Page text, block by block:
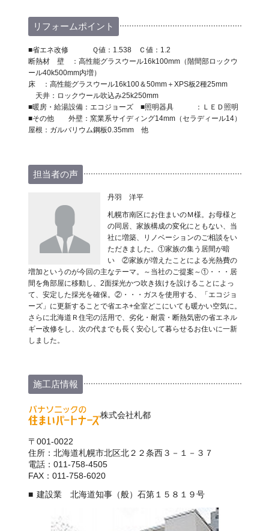
リフォームポイント
■省エネ改修 Ｑ値：1.538 Ｃ値：1.2
断熱材 壁 ：高性能グラスウール16k100mm（階間部ロックウ
ール40k500mm内増）
床 ：高性能グラスウール16k100＆50mm＋XPS板2種25mm
天井：ロックウール吹込み25k250mm
■暖房・給湯設備：エコジョーズ ■照明器具 ：ＬＥＤ照明
■その他 外壁：窯業系サイディング14mm（セラディール14）
屋根：ガルバリウム鋼板0.35mm 他
担当者の声
丹羽 洋平
札幌市南区にお住まいのＭ様。お母様と
の同居、家族構成の変化にともない、当
社に増築、リノベーションのご相談をい
ただきました。①家族の集う居間が暗
い ②家族が増えたことによる光熱費の
増加というのが今回の主なテーマ。～当社のご提案～①・・・居
間を角部屋に移動し、2面採光かつ吹き抜けを設けることによっ
て、安定した採光を確保。②・・・ガスを使用する、「エコジョ
ーズ」に更新することで省エネ+全室どこにいても暖かい空気に。
さらに北海道Ｒ住宅の活用で、劣化・耐震・断熱気密の省エネル
ギー改修をし、次の代までも長く安心して暮らせるお住いに一新
しました。
施工店情報
株式会社札都
〒001-0022
住所：北海道札幌市北区北２２条西３－１－３７
電話：011-758-4505
FAX：011-758-6020
建設業 北海道知事（般）石第１５８１９号